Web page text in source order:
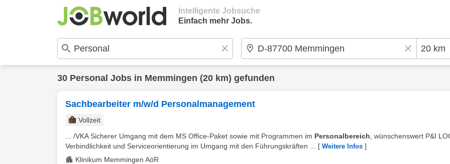
Intelligente Jobsuche
Einfach mehr Jobs.
30 Personal Jobs in Memmingen (20 km) gefunden
Sachbearbeiter m/w/d Personalmanagement
Vollzeit
... /VKA Sicherer Umgang mit dem MS Office-Paket sowie mit Programmen im Personalbereich , wünschenswert P&I
Verbindlichkeit und Serviceorientierung im Umgang mit den Führungskräften ...
[ Weitere Infos ]
Klinikum Memmingen AöR